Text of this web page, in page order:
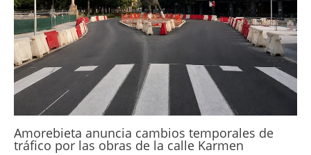
Amorebieta anuncia cambios temporales de
tráfico por las obras de la calle Karmen